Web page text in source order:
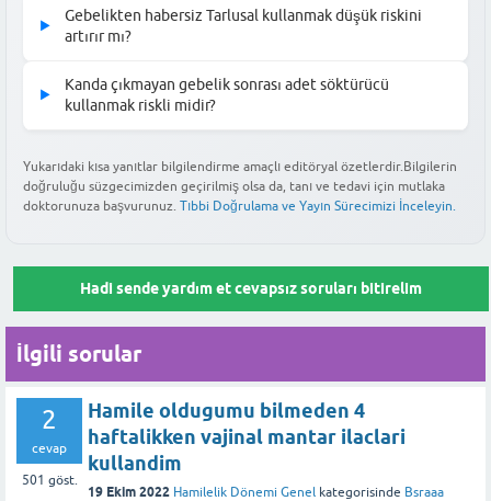
son dozundan itibaren geçen süreyi ve gebelik haftanızı dikkate
alarak bebeğin gelişimini yakından takip etmek için bir kontrol
Bu yanıt faydalı oldu mu?
uzman doktorun yapacağı detaylı ultrason taramaları ve gerekli
aşamada gebelik haftası kesinleştirilir ve ilacın kullanıldığı
dönemle bebeğin organ gelişimi evresi karşılaştırılarak risk
durumu değerlendirilir.
Bu yanıt faydalı oldu mu?
▶
Gebelikten habersiz Tarlusal kullanmak düşük riskini
artırır mı?
artırmadığı kişisel sağlık geçmişinize ve ilacın kullanım
mutlaka beta-hCG değerleri ve ultrason bulguları üzerinden
hekiminizle görüşerek tıbbi bir risk analizi yaptırmanız en doğru
▶
Kanda çıkmayan gebelik sonrası adet söktürücü
kullanmak riskli midir?
genellikle döllenmenin çok yeni gerçekleştiği ve hormon
seviyelerinin henüz testlerde saptanamadığı durumlarda
yaşanmaktadır. Bu durumun bebek üzerindeki olası etkileri
netleştirmeli ve düzenli prenatal kontrollerinize başlamalısınız.
Yukarıdaki kısa yanıtlar bilgilendirme amaçlı editöryal özetlerdir.Bilgilerin
doğruluğu süzgecimizden geçirilmiş olsa da, tanı ve tedavi için mutlaka
doktorunuza başvurunuz. Tıbbi Doğrulama ve Yayın Sürecimizi İnceleyin.
Hadi sende yardım et cevapsız soruları bitirelim
İlgili sorular
2
cevap
501 göst.
Hamile oldugumu bilmeden 4
haftalikken vajinal mantar ilaclari
kullandim
19 Ekim 2022 Hamilelik Dönemi Genel kategorisinde Bsraaa